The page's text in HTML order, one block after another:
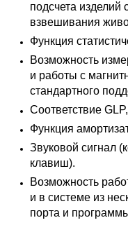
подсчета
взвешивания
Функция
Возможность
и работы с
стандартного
Соответствие
Функция
Звуковой сигнал
клавиш).
Возможность
и в системе из
порта и